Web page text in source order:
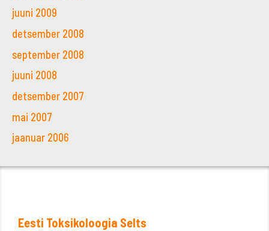
juuni 2009
detsember 2008
september 2008
juuni 2008
detsember 2007
mai 2007
jaanuar 2006
Eesti Toksikoloogia Selts